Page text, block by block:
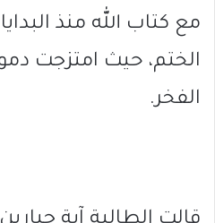
مع كتاب الله منذ
الختم، حيث امتزجت
الفخر.